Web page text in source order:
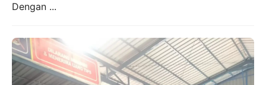
Dengan ...